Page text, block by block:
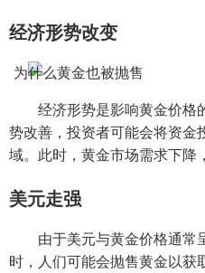
经济形势改变
经济形势是影响黄金价格
势改善，投资者可能会将资金
域。此时，黄金市场需求下降
美元走强
由于美元与黄金价格通常
时，人们可能会抛售黄金以获